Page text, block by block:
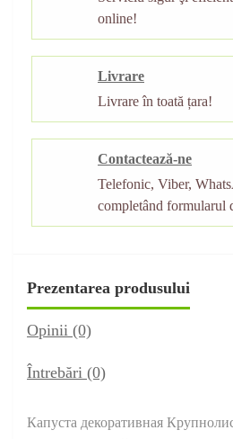
online!
Livrare
Livrare în toată țara!
Contactează-ne
Telefonic, Viber,
completând formularul
Prezentarea produsului
Opinii (0)
Întrebări (0)
Капуста декоративная